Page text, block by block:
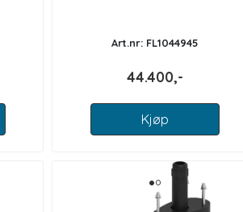
Art.nr: FL1044945
44.400,-
Kjøp